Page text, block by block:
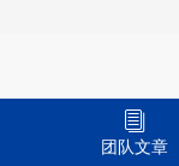
团队文章